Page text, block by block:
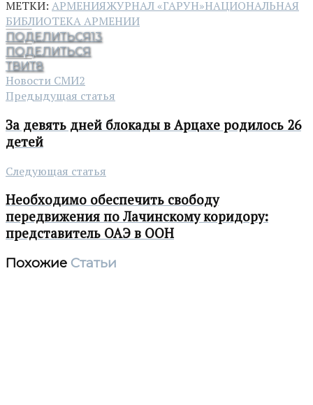
МЕТКИ: АРМЕНИЯЖУРНАЛ «ГАРУН»НАЦИОНАЛЬНАЯ
БИБЛИОТЕКА АРМЕНИИ
ПОДЕЛИТЬСЯ13
ПОДЕЛИТЬСЯ
ТВИТ8
Новости СМИ2
Предыдущая статья
За девять дней блокады в Арцахе родилось 26
детей
Следующая статья
Необходимо обеспечить свободу
передвижения по Лачинскому коридору:
представитель ОАЭ в ООН
Похожие Статьи